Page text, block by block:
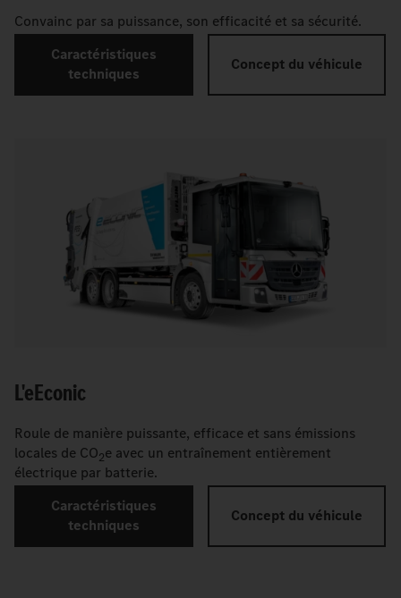
Convainc par sa puissance, son efficacité et sa sécurité.
Caractéristiques
techniques
Concept du véhicule
L'eEconic
Roule de manière puissante, efficace et sans émissions
locales de CO2e avec un entraînement entièrement
électrique par batterie.
Caractéristiques
techniques
Concept du véhicule